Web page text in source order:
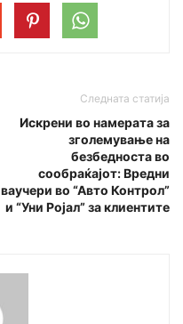
Следната статија
Искрени во намерата за
зголемување на
безбедноста во
сообраќајот: Вредни
ваучери во “Авто Контрол”
и “Уни Ројал” за клиентите